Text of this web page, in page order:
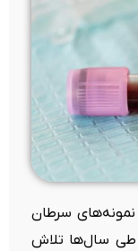
سرطان
طی سال‌ها تلاش